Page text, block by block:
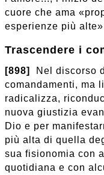
cuore che ama
esperienze più alte»
Trascendere i
[898]
Nel discorso
comandamenti, ma
radicalizza,
nuova giustizia
Dio e per
più alta di quella
sua fisionomia con
quotidiana e con